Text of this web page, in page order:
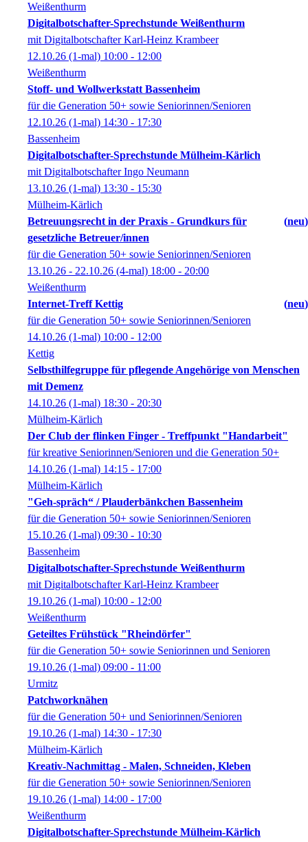
Weißenthurm
Digitalbotschafter-Sprechstunde Weißenthurm
mit Digitalbotschafter Karl-Heinz Krambeer
12.10.26 (1-mal) 10:00 - 12:00
Weißenthurm
Stoff- und Wollwerkstatt Bassenheim
für die Generation 50+ sowie Seniorinnen/Senioren
12.10.26 (1-mal) 14:30 - 17:30
Bassenheim
Digitalbotschafter-Sprechstunde Mülheim-Kärlich
mit Digitalbotschafter Ingo Neumann
13.10.26 (1-mal) 13:30 - 15:30
Mülheim-Kärlich
Betreuungsrecht in der Praxis - Grundkurs für
gesetzliche Betreuer/innen
neu
für die Generation 50+ sowie Seniorinnen/Senioren
13.10.26 - 22.10.26 (4-mal) 18:00 - 20:00
Weißenthurm
Internet-Treff Kettig
neu
für die Generation 50+ sowie Seniorinnen/Senioren
14.10.26 (1-mal) 10:00 - 12:00
Kettig
Selbsthilfegruppe für pflegende Angehörige von Menschen
mit Demenz
14.10.26 (1-mal) 18:30 - 20:30
Mülheim-Kärlich
Der Club der flinken Finger - Treffpunkt "Handarbeit"
für kreative Seniorinnen/Senioren und die Generation 50+
14.10.26 (1-mal) 14:15 - 17:00
Mülheim-Kärlich
"Geh-spräch“ / Plauderbänkchen Bassenheim
für die Generation 50+ sowie Seniorinnen/Senioren
15.10.26 (1-mal) 09:30 - 10:30
Bassenheim
Digitalbotschafter-Sprechstunde Weißenthurm
mit Digitalbotschafter Karl-Heinz Krambeer
19.10.26 (1-mal) 10:00 - 12:00
Weißenthurm
Geteiltes Frühstück "Rheindörfer"
für die Generation 50+ sowie Seniorinnen und Senioren
19.10.26 (1-mal) 09:00 - 11:00
Urmitz
Patchworknähen
für die Generation 50+ und Seniorinnen/Senioren
19.10.26 (1-mal) 14:30 - 17:30
Mülheim-Kärlich
Kreativ-Nachmittag - Malen, Schneiden, Kleben
für die Generation 50+ sowie Seniorinnen/Senioren
19.10.26 (1-mal) 14:00 - 17:00
Weißenthurm
Digitalbotschafter-Sprechstunde Mülheim-Kärlich